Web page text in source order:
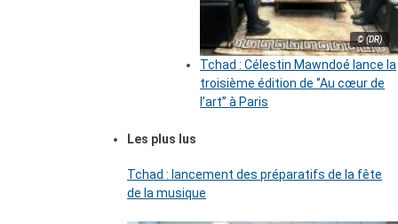
© (DR)
Tchad : Célestin Mawndoé lance la
troisième édition de ‘’Au cœur de
l’art’’ à Paris
Les plus lus
Tchad : lancement des préparatifs de la fête
de la musique